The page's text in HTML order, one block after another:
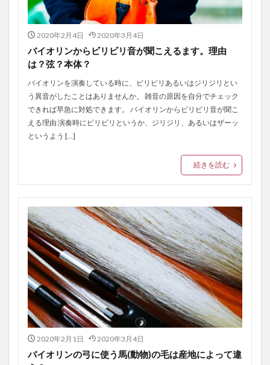
2020年2月4日 2020年3月4日
バイオリンからビリビリ音が聞こえるます。理由
は？弦？本体？
バイオリンを演奏している時に、ビリビリあるいはジリジリとい
う異音がしたことはありませんか。 雑音の原因を自分でチェック
できれば早急に対処できます。 バイオリンからビリビリ音が聞こ
える理由 演奏時にビリビリというか、ジリジリ、あるいはザーッ
というよう […]
続きを読む
2020年2月1日 2020年3月4日
バイオリンの弓に使う馬(動物)の毛は産地によって違